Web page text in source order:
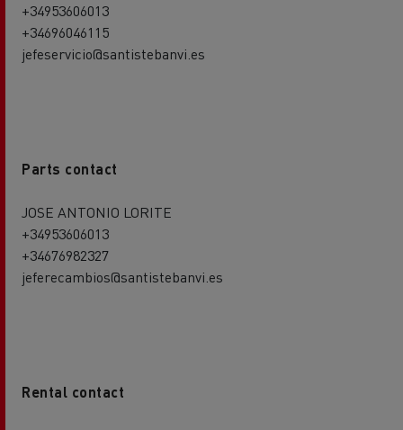
+34953606013
+34696046115
jefeservicio@santistebanvi.es
Parts contact
JOSE ANTONIO LORITE
+34953606013
+34676982327
jeferecambios@santistebanvi.es
Rental contact